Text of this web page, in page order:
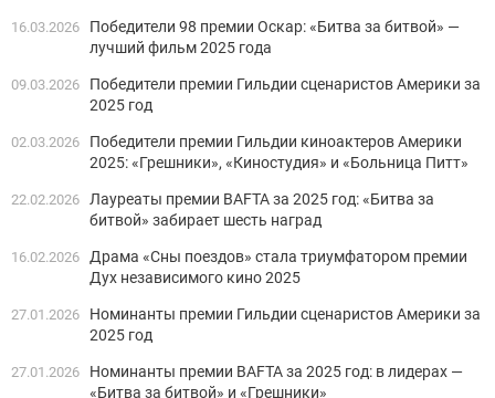
16.03.2026
Победители 98 премии Оскар: «Битва за битвой» —
лучший фильм 2025 года
09.03.2026
Победители премии Гильдии сценаристов Америки за
2025 год
02.03.2026
Победители премии Гильдии киноактеров Америки
2025: «Грешники», «Киностудия» и «Больница Питт»
22.02.2026
Лауреаты премии BAFTA за 2025 год: «Битва за
битвой» забирает шесть наград
16.02.2026
Драма «Сны поездов» стала триумфатором премии
Дух независимого кино 2025
27.01.2026
Номинанты премии Гильдии сценаристов Америки за
2025 год
27.01.2026
Номинанты премии BAFTA за 2025 год: в лидерах —
«Битва за битвой» и «Грешники»